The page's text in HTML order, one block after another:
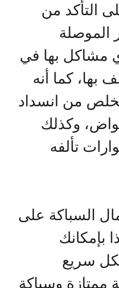
التأكد من
الموصلة
مشاكل بها في
بها، كما أنه
من انسداد
وكذلك
تألفه
السباكة على
بإمكانك
سريع
ممتازة وسباكة